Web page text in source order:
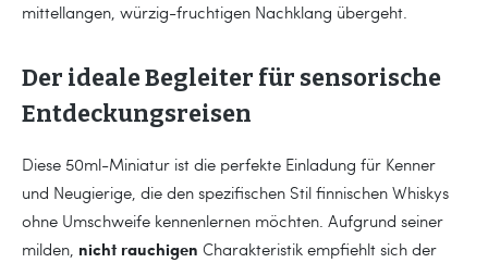
mittellangen, würzig-fruchtigen Nachklang übergeht.
Der ideale Begleiter für sensorische
Entdeckungsreisen
Diese 50ml-Miniatur ist die perfekte Einladung für Kenner
und Neugierige, die den spezifischen Stil finnischen Whiskys
ohne Umschweife kennenlernen möchten. Aufgrund seiner
milden, nicht rauchigen Charakteristik empfiehlt sich der